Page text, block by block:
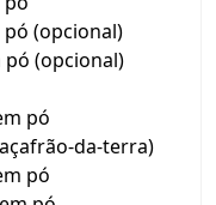
pó (opcional)
pó (opcional)
pó
da-terra)
pó